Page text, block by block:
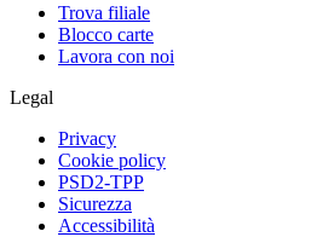
Trova filiale
Blocco carte
Lavora con noi
Legal
Privacy
Cookie policy
PSD2-TPP
Sicurezza
Accessibilità